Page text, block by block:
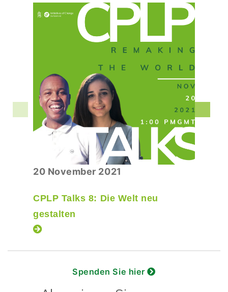
20 November 2021
CPLP Talks 8: Die Welt neu
gestalten
Spenden Sie hier